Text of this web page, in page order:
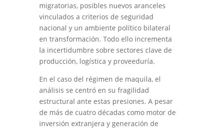
migratorias, posibles nuevos aranceles
vinculados a criterios de seguridad
nacional y un ambiente político bilateral
en transformación. Todo ello incrementa
la incertidumbre sobre sectores clave de
producción, logística y proveeduría.
En el caso del régimen de maquila, el
análisis se centró en su fragilidad
estructural ante estas presiones. A pesar
de más de cuatro décadas como motor de
inversión extranjera y generación de